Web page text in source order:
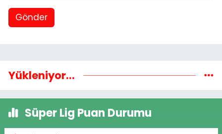
Gönder
Yükleniyor...
Süper Lig Puan Durumu